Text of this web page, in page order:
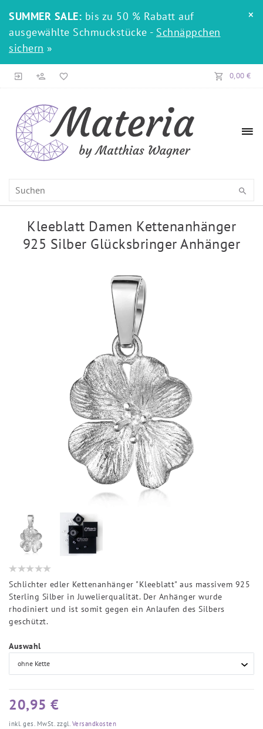
SUMMER SALE: bis zu 50 % Rabatt auf
ausgewählte Schmuckstücke - Schnäppchen
sichern »
×
0,00 €
Kleeblatt Damen Kettenanhänger
925 Silber Glücksbringer Anhänger
Schlichter edler Kettenanhänger "Kleeblatt" aus massivem 925
Sterling Silber in Juwelierqualität. Der Anhänger wurde
rhodiniert und ist somit gegen ein Anlaufen des Silbers
geschützt.
Auswahl
20,95 €
inkl. ges. MwSt. zzgl.Versandkosten